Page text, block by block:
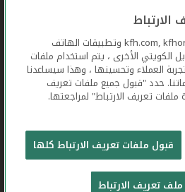
جميع الحقوق محفوظة © 2026
الموقع الإلكتروني
عندما تستخدم ,kfh.com, kfhonline.com وتطبيقات الهاتف
الكويتي الأخرى ، يتم استخدام ملفات
العملاء وتحسينها ، وهذا سيساعدنا
حدد "قبول جميع ملفات تعريف
ملفات تعريف الارتباط" لمراجعتها.
قبول ملفات تعريف الارتباط كلها
تعريف الارتباط